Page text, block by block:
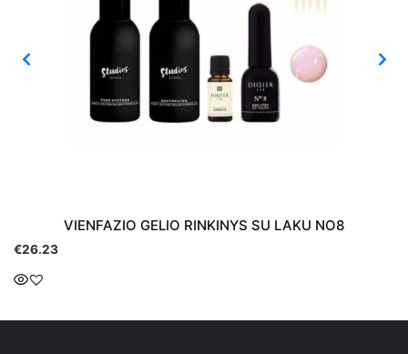
STUDIOS DIDIER POLYGEL RINKINYS PASTEL PINK
€